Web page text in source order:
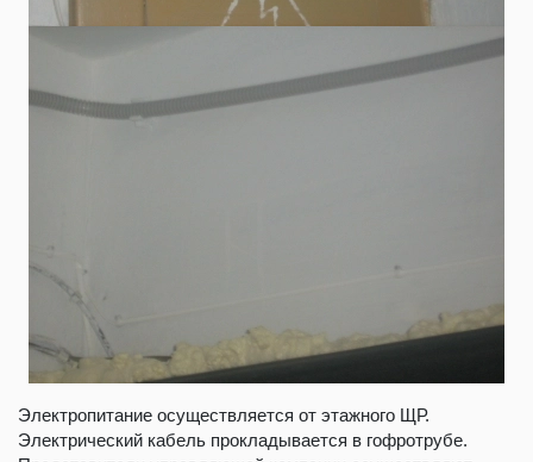
Электропитание осуществляется от этажного ЩР.
Электрический кабель прокладывается в гофротрубе.